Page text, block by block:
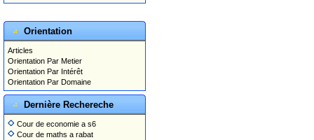
Orientation
Articles
Orientation Par Metier
Orientation Par Intérêt
Orientation Par Domaine
Dernière Rechereche
Cour de economie a s6
Cour de maths a rabat